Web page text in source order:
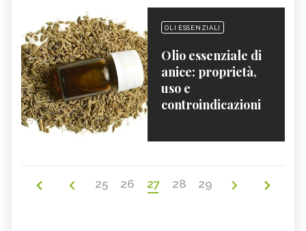
OLI ESSENZIALI
Olio essenziale di
anice: proprietà,
uso e
controindicazioni
25 26 27 28 29